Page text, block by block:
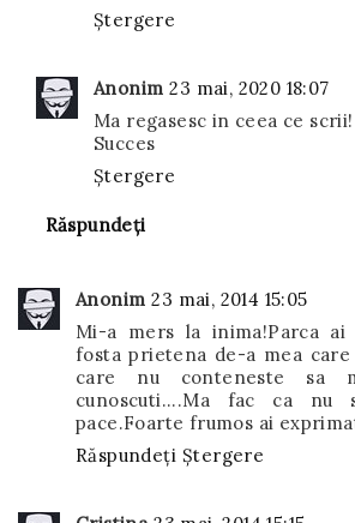
Ștergere
Anonim 23 mai, 2020 18:07
Ma regasesc in ceea ce scrii!
Succes
Ștergere
Răspundeți
Anonim 23 mai, 2014 15:05
Mi-a mers la inima!Parca
fosta prietena de-a mea
care nu conteneste sa
cunoscuti....Ma fac ca
pace.Foarte frumos ai
Răspundeți Ștergere